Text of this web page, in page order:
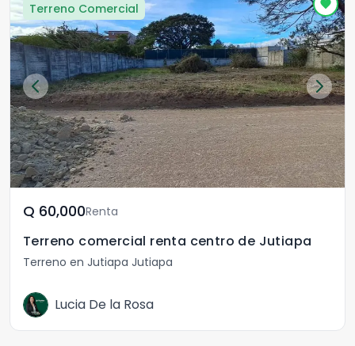
Terreno Comercial
Q	60,000Renta
Terreno comercial renta centro de Jutiapa
Terreno en Jutiapa Jutiapa
Lucia De la Rosa